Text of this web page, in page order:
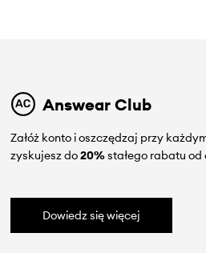
Answear Club
Załóż konto i oszczędzaj przy
zyskujesz do20%stałego rabatu od
Dowiedz się więcej